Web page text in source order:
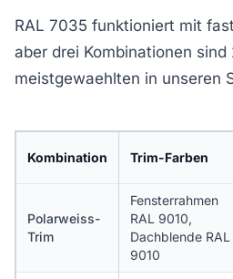
RAL 7035 funktioniert mit
aber drei Kombinationen sind
meistgewaehlten in unseren
Kombination Trim-Farben
Polarweiss-
Trim
Fensterrahmen
RAL 9010,
Dachblende RAL
9010